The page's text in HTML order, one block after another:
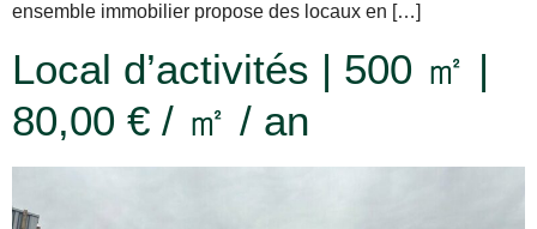
ensemble immobilier propose des locaux en […]
Local d’activités | 500 ㎡ |
80,00 € / ㎡ / an